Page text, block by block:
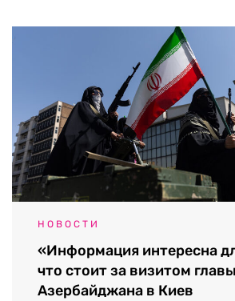
НОВОСТИ
«Информация интересна
что стоит за визитом
Азербайджана в Киев